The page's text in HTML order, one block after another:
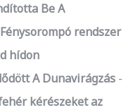
Be A
Fénysorompó rendszer
hídon
A Dunavirágzás
kérészeket az